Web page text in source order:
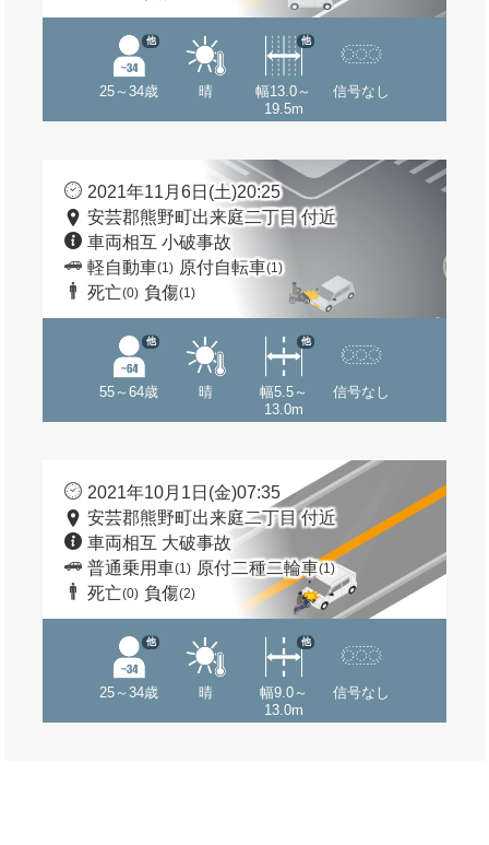
25～34歳
他
晴
幅13.0～
19.5m
他
信号なし
2021年11月6日(土)20:25
安芸郡熊野町出来庭二丁目 付近
車両相互 小破事故
軽自動車(1) 原付自転車(1)
死亡(0) 負傷(1)
55～64歳
他
晴
幅5.5～
13.0m
他
信号なし
2021年10月1日(金)07:35
安芸郡熊野町出来庭二丁目 付近
車両相互 大破事故
普通乗用車(1) 原付二種二輪車(1)
死亡(0) 負傷(2)
25～34歳
他
晴
幅9.0～
13.0m
他
信号なし